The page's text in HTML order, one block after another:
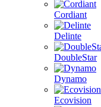
Cordiant
Delinte
DoubleStar
Dynamo
Ecovision